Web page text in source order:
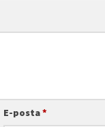
E-posta*